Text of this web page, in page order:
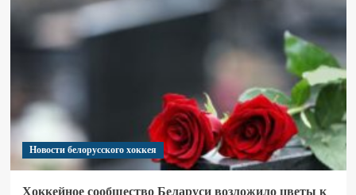
Новости белорусского хоккея
Хоккейное сообщество Беларуси возложило цветы к